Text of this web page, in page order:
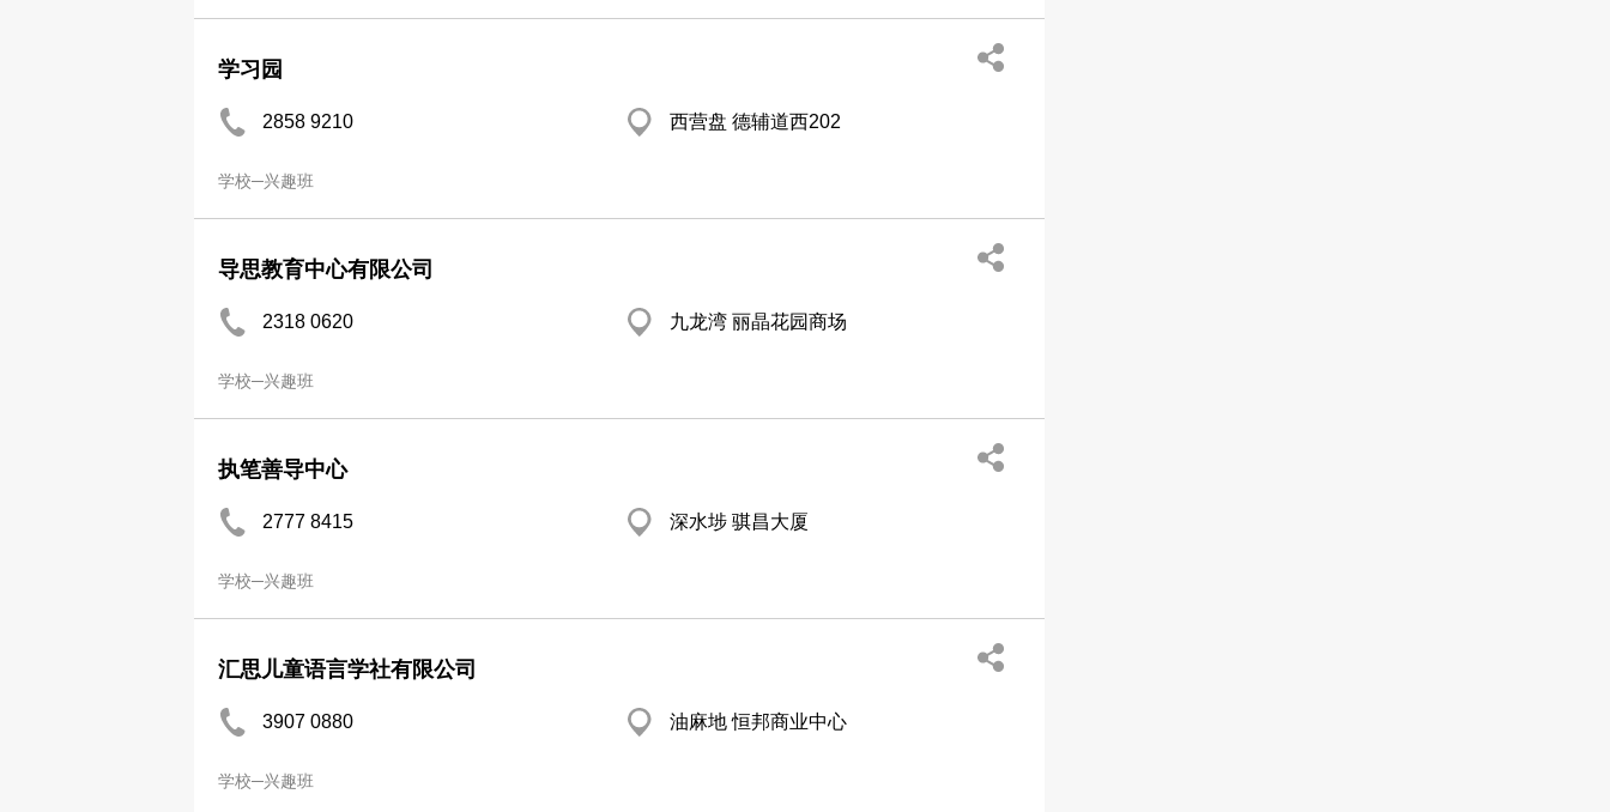
学习园
2858 9210 西营盘 德辅道西202
学校─兴趣班
导思教育中心有限公司
2318 0620 九龙湾 丽晶花园商场
学校─兴趣班
执笔善导中心
2777 8415 深水埗 骐昌大厦
学校─兴趣班
汇思儿童语言学社有限公司
3907 0880 油麻地 恒邦商业中心
学校─兴趣班